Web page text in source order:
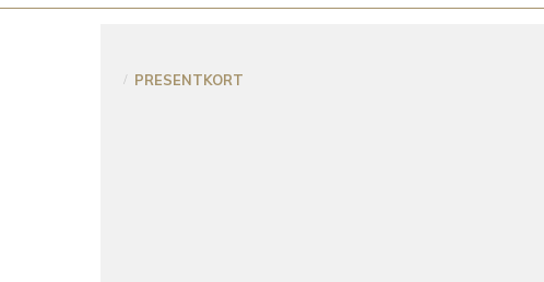
PRESENTKORT